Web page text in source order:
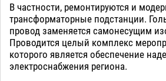
В частности, ремонтируются и
трансформаторные подстанции.
провод заменяется самонесущим
Проводится целый комплекс
которого является обеспечение
электроснабжения региона.